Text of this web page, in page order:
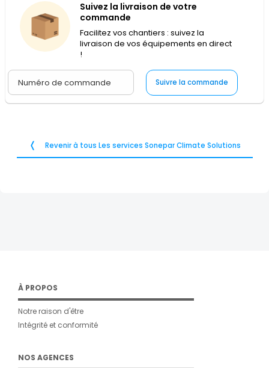
Suivez la livraison de votre
commande
Facilitez vos chantiers : suivez la
livraison de vos équipements en direct
!
Suivre la commande
Revenir à tous Les services Sonepar Climate Solutions
À PROPOS
Notre raison d'être
Intégrité et conformité
NOS AGENCES